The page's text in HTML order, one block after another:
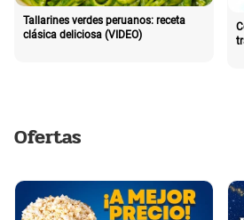
Tallarines verdes peruanos: receta
clásica deliciosa (VIDEO)
Ofertas